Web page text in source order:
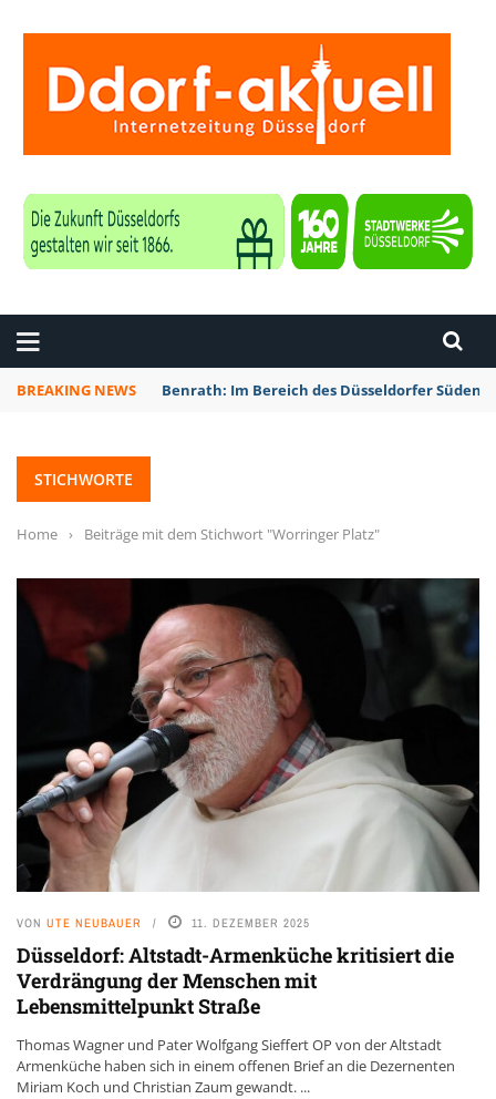
BREAKING NEWS Benrath: Im Bereich des Düsseldorfer
STICHWORTE
Home › Beiträge mit dem Stichwort "Worringer Platz"
VON UTE NEUBAUER 11. DEZEMBER 2025
Düsseldorf: Altstadt-Armenküche kritisiert die
Verdrängung der Menschen mit
Lebensmittelpunkt Straße
Thomas Wagner und Pater Wolfgang Sieffert OP von der Altstadt
Armenküche haben sich in einem offenen Brief an die Dezernenten
Miriam Koch und Christian Zaum gewandt. ...